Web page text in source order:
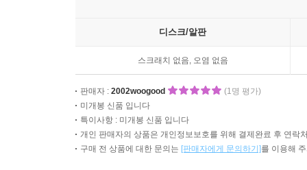
디스크/알판
스크래치 없음, 오염 없음
판매자 : 2002woogood
(1명 평가)
미개봉 신품 입니다
특이사항 : 미개봉 신품 입니다
개인 판매자의 상품은 개인정보보호를 위해 결제완료 후 연락
구매 전 상품에 대한 문의는 [판매자에게 문의하기]를 이용해